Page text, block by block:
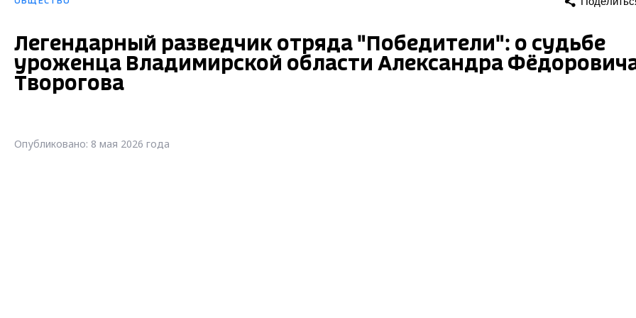
Легендарный разведчик отряда "Победители": о судьбе
уроженца Владимирской области Александра
Творогова
Опубликовано: 8 мая 2026 года